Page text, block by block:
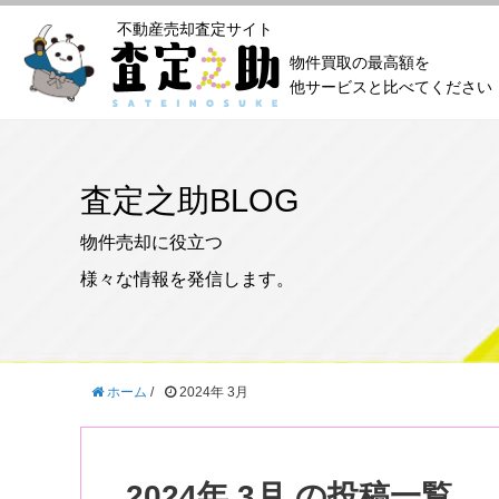
不動産売却査定サイト
物件買取の最高額を
他サービスと比べてください
査定之助BLOG
物件売却に役立つ
様々な情報を発信します。
ホーム / 2024年 3月